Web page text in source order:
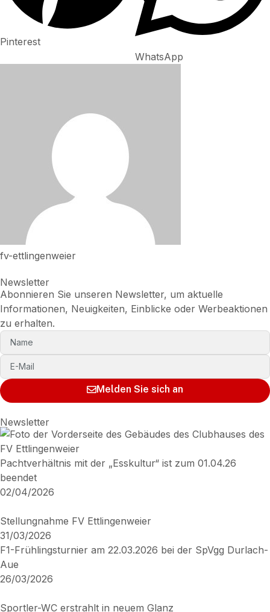
Pinterest
WhatsApp
fv-ettlingenweier
Newsletter
Abonnieren Sie unseren Newsletter, um aktuelle
Informationen, Neuigkeiten, Einblicke oder Werbeaktionen
zu erhalten.
Melden Sie sich an
Newsletter
Pachtverhältnis mit der „Esskultur“ ist zum 01.04.26
beendet
02/04/2026
Stellungnahme FV Ettlingenweier
31/03/2026
F1-Frühlingsturnier am 22.03.2026 bei der SpVgg Durlach-
Aue
26/03/2026
Sportler-WC erstrahlt in neuem Glanz